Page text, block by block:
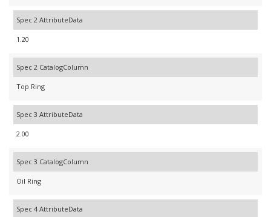
Spec 2 AttributeData
1.20
Spec 2 CatalogColumn
Top Ring
Spec 3 AttributeData
2.00
Spec 3 CatalogColumn
Oil Ring
Spec 4 AttributeData